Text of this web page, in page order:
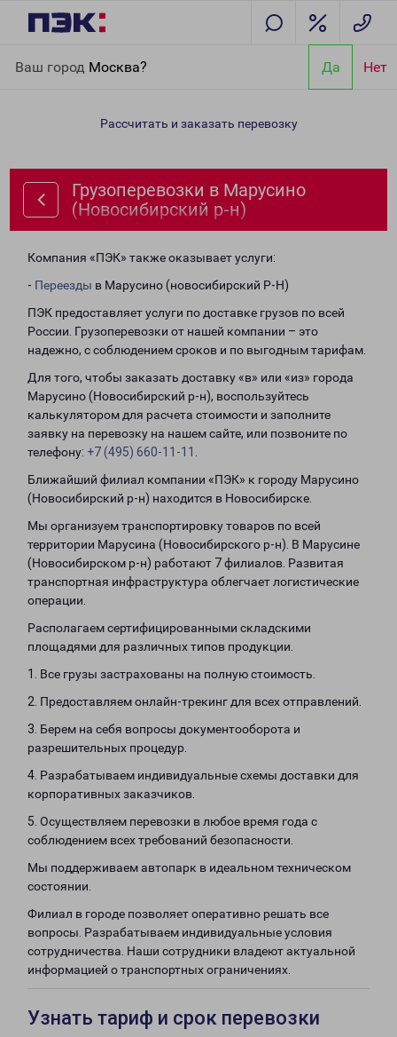
Ваш город Москва? Да Нет
(Новосибирский р-н)
Рассчитать и заказать перевозку
Грузоперевозки в Марусино
(Новосибирский р-н)
Компания «ПЭК» также оказывает услуги:
- Переезды в Марусино (новосибирский Р-Н)
ПЭК предоставляет услуги по доставке грузов по всей
России. Грузоперевозки от нашей компании – это
надежно, с соблюдением сроков и по выгодным тарифам.
Для того, чтобы заказать доставку «в» или «из» города
Марусино (Новосибирский р-н), воспользуйтесь
калькулятором для расчета стоимости и заполните
заявку на перевозку на нашем сайте, или позвоните по
телефону: +7 (495) 660-11-11
Ближайший филиал компании «ПЭК» к городу Марусино
(Новосибирский р-н) находится в Новосибирске.
Мы организуем транспортировку товаров по всей
территории Марусина (Новосибирского р-н). В Марусине
(Новосибирском р-н) работают 7 филиалов. Развитая
транспортная инфраструктура облегчает логистические
операции.
Располагаем сертифицированными складскими
площадями для различных типов продукции.
1. Все грузы застрахованы на полную стоимость.
2. Предоставляем онлайн-трекинг для всех отправлений.
3. Берем на себя вопросы документооборота и
разрешительных процедур.
4. Разрабатываем индивидуальные схемы доставки для
корпоративных заказчиков.
5. Осуществляем перевозки в любое время года с
соблюдением всех требований безопасности.
Мы поддерживаем автопарк в идеальном техническом
состоянии.
Филиал в городе позволяет оперативно решать все
вопросы. Разрабатываем индивидуальные условия
сотрудничества. Наши сотрудники владеют актуальной
информацией о транспортных ограничениях.
Узнать тариф и срок перевозки